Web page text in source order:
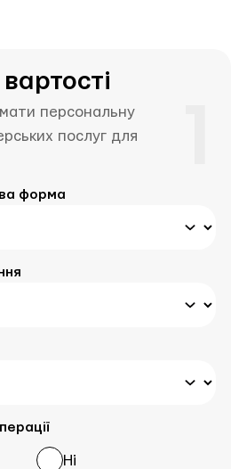
персональну
послуг для
форма
Ні